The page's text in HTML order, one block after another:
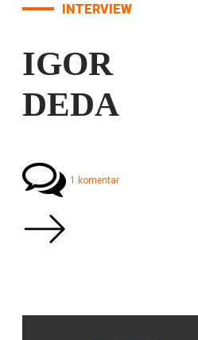
INTERVIEW
IGOR
DEDA
1 komentar